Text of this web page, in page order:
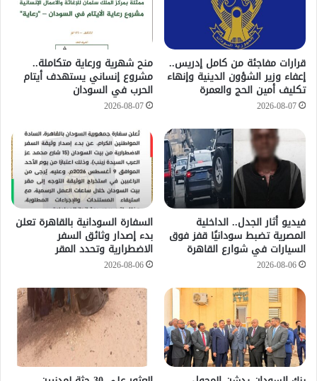
قرارات مفاجئة من كامل إدريس..
إعفاء وزير الشؤون الدينية وإنهاء
تكليف أمين الحج والعمرة
2026-08-07
منح شهرية ورعاية متكاملة..
مشروع إنساني يستهدف أيتام
الحرب في السودان
2026-08-07
فيديو أثار الجدل.. الداخلية
المصرية تضبط سودانيًا قفز فوق
السيارات في شوارع القاهرة
2026-08-06
السفارة السودانية بالقاهرة تعلن
بدء إصدار وثائق السفر
الاضطرارية وتحدد المقر
2026-08-06